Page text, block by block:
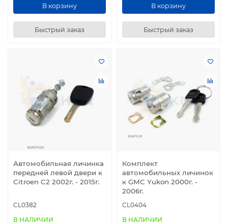
В корзину
Быстрый заказ
В корзину
Быстрый заказ
Автомобильная личинка
передней левой двери к
Citroen C2 2002г. - 2015г.
CL0382
В НАЛИЧИИ
Комплект
автомобильных личинок
к GMC Yukon 2000г. -
2006г.
CL0404
В НАЛИЧИИ